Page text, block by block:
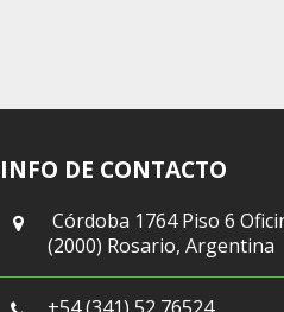
INFO DE CONTACTO
Córdoba 1764 Piso 6
(2000) Rosario, Argentina
+54 (341) 52 76524